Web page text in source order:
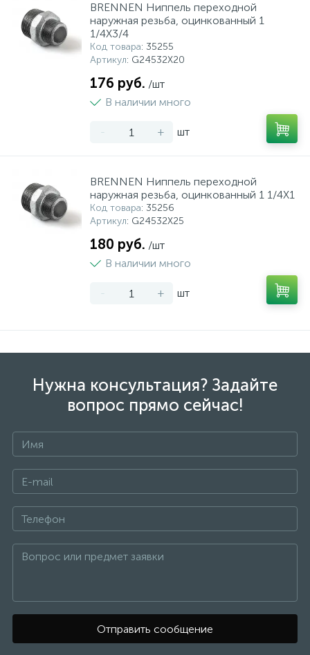
BRENNEN Ниппель переходной
наружная резьба, оцинкованный 1
1/4X3/4
Код товара: 35255
Артикул: G24532X20
176 руб. /шт
В наличии много
- + шт
BRENNEN Ниппель переходной
наружная резьба, оцинкованный 1 1/4X1
Код товара: 35256
Артикул: G24532X25
180 руб. /шт
В наличии много
- + шт
Нужна консультация? Задайте
вопрос прямо сейчас!
Отправить сообщение